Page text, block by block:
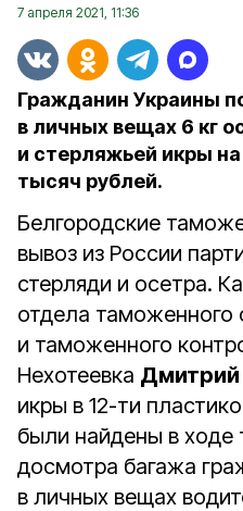
7 апреля 2021, 11:36
Гражданин Украины
в личных вещах 6 кг
и стерляжьей икры
тысяч рублей.
Белгородские
вывоз из России
стерляди и осетра.
отдела таможенного
и таможенного
Нехотеевка Дмитрий
икры в 12-ти
были найдены в ходе
досмотра багажа
в личных вещах